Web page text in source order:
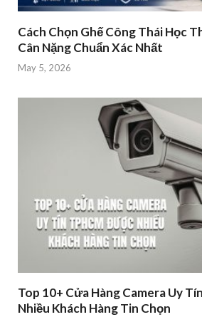
Cách Chọn Ghế Công Thái Học
Cân Nặng Chuẩn Xác Nhất
May 5, 2026
Top 10+ Cửa Hàng Camera Uy
Nhiều Khách Hàng Tin Chọn